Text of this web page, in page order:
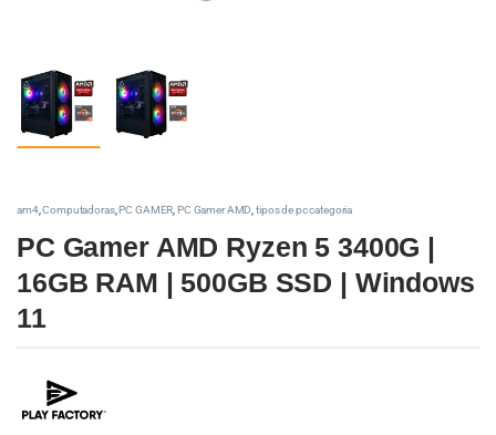
am4,Computadoras,PC GAMER ,PC Gamer AMD ,tipos de pc categoria
PC Gamer AMD Ryzen 5 3400G |
16GB RAM | 500GB SSD | Windows
11